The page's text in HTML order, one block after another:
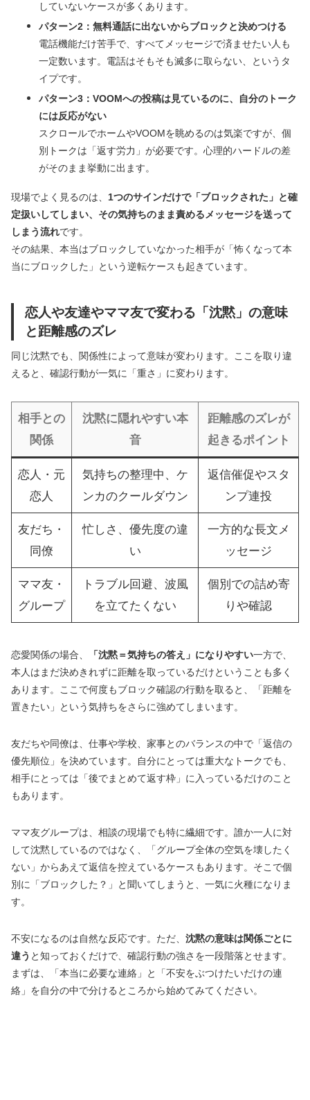
していないケースが多くあります。
パターン2：無料通話に出ないからブロックと決めつける
電話機能だけ苦手で、すべてメッセージで済ませたい人も
一定数います。電話はそもそも滅多に取らない、というタ
イプです。
パターン3：VOOMへの投稿は見ているのに、自分のトーク
には反応がない
スクロールでホームやVOOMを眺めるのは気楽ですが、個
別トークは「返す労力」が必要です。心理的ハードルの差
がそのまま挙動に出ます。
現場でよく見るのは、 1つのサインだけで「ブロックされた」と確
定扱いしてしまい、その気持ちのまま責めるメッセージを送って
しまう流れです。
その結果、本当はブロックしていなかった相手が「怖くなって本
当にブロックした」という逆転ケースも起きています。
恋人や友達やママ友で変わる「沈黙」の意味
と距離感のズレ
同じ沈黙でも、関係性によって意味が変わります。ここを取り違
えると、確認行動が一気に「重さ」に変わります。
相手との
関係
沈黙に隠れやすい本
音
距離感のズレが
起きるポイント
恋人・元
恋人
気持ちの整理中、ケ
ンカのクールダウン
返信催促やスタ
ンプ連投
友だち・
同僚
忙しさ、優先度の違
い
一方的な長文メ
ッセージ
ママ友・
グループ
トラブル回避、波風
を立てたくない
個別での詰め寄
りや確認
恋愛関係の場合、 「沈黙＝気持ちの答え」になりやすい一方で、
本人はまだ決めきれずに距離を取っているだけということも多く
あります。ここで何度もブロック確認の行動を取ると、「距離を
置きたい」という気持ちをさらに強めてしまいます。
友だちや同僚は、仕事や学校、家事とのバランスの中で「返信の
優先順位」を決めています。自分にとっては重大なトークでも、
相手にとっては「後でまとめて返す枠」に入っているだけのこと
もあります。
ママ友グループは、相談の現場でも特に繊細です。誰か一人に対
して沈黙しているのではなく、「グループ全体の空気を壊したく
ない」からあえて返信を控えているケースもあります。そこで個
別に「ブロックした？」と聞いてしまうと、一気に火種になりま
す。
不安になるのは自然な反応です。ただ、 沈黙の意味は関係ごとに
違う と知っておくだけで、確認行動の強さを一段階落とせます。
まずは、「本当に必要な連絡」と「不安をぶつけたいだけの連
絡」を自分の中で分けるところから始めてみてください。